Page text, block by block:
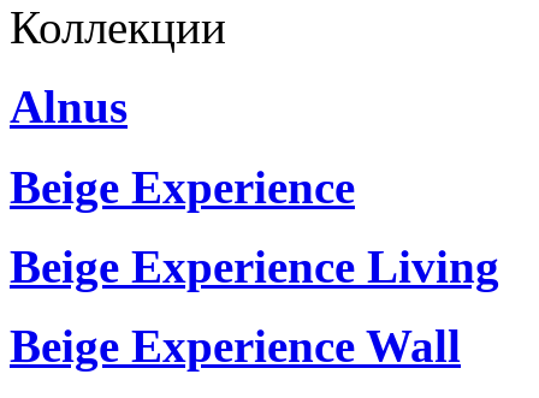
Коллекции
Alnus
Beige Experience
Beige Experience Living
Beige Experience Wall